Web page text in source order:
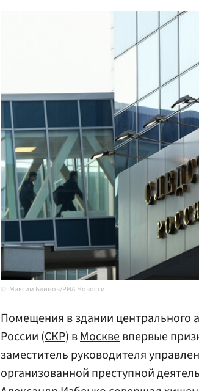
Максим Блинов/РИА Новости
Помещения в здании центрального
России (СКР) вМосквевпервые
заместитель руководителя
организованной преступной